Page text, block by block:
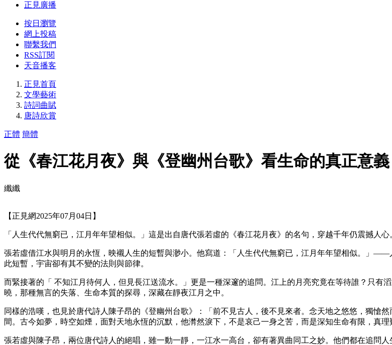
正見廣播
按日瀏覽
網上投稿
聯繫我們
RSS訂閱
天音播客
正見首頁
文學藝術
詩詞曲賦
唐詩欣賞
正體 簡體
從《春江花月夜》與《登幽州台歌》看生命的真正意義
纖纖
【正見網2025年07月04日】
「人生代代無窮已，江月年年望相似。」這是出自唐代張若虛的《春江花月夜》的名句，穿越千年仍震撼人
張若虛借江水與明月的永恆，映襯人生的短暫與渺小。他寫道：「人生代代無窮已，江月年年望相似。」
此短暫，宇宙卻有其不變的法則與節律。
而緊接著的「 不知江月待何人，但見長江送流水。」更是一種深邃的追問。江上的月亮究竟在等待誰？只有
曉，那種無言的失落、生命本質的探尋，深藏在靜夜江月之中。
同樣的浩嘆，也見於唐代詩人陳子昂的《登幽州台歌》：「前不見古人，後不見來者。念天地之悠悠，獨愴
間。古今如夢，時空如煙，面對天地永恆的沉默，他潸然淚下，不是哀己一身之苦，而是深知生命有限，真理
張若虛與陳子昂，兩位唐代詩人的絕唱，雖一動一靜，一江水一高台，卻有著異曲同工之妙。他們都在追問